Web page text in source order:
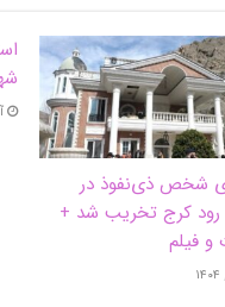
شخص ذی‌نفوذ در
رود کرج تخریب شد +
و فیلم